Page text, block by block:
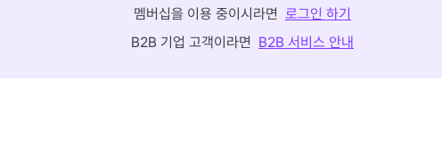
멤버십을 이용 중이시라면 로그인 하기
B2B 기업 고객이라면 B2B 서비스 안내